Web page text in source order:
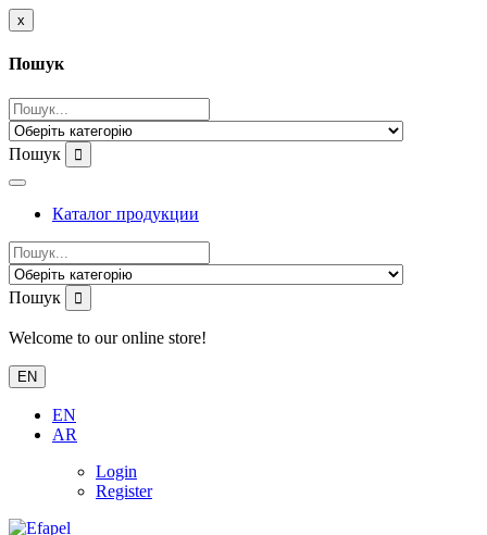
x
Пошук
Пошук
Каталог продукции
Пошук
Welcome to our online store!
EN
EN
AR
Login
Register